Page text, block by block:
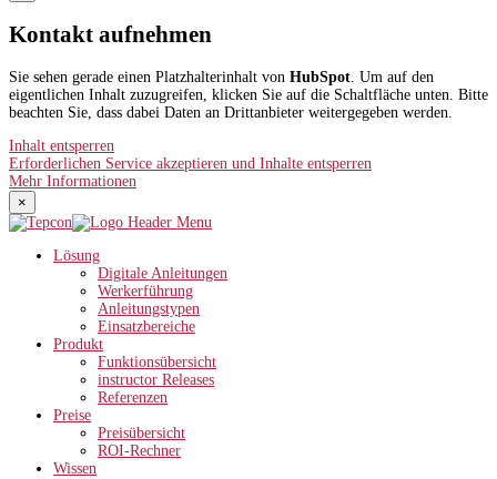
Kontakt aufnehmen
Sie sehen gerade einen Platzhalterinhalt von HubSpot . Um auf den
eigentlichen Inhalt zuzugreifen, klicken Sie auf die Schaltfläche unten. Bitte
beachten Sie, dass dabei Daten an Drittanbieter weitergegeben werden.
Inhalt entsperren
Erforderlichen Service akzeptieren und Inhalte entsperren
Mehr Informationen
×
Lösung
Digitale Anleitungen
Werkerführung
Anleitungstypen
Einsatzbereiche
Produkt
Funktionsübersicht
instructor Releases
Referenzen
Preise
Preisübersicht
ROI-Rechner
Wissen